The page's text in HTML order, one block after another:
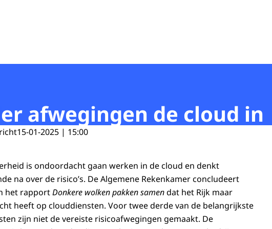
afwegingen de cloud in
15-01-2025 | 15:00
is ondoordacht gaan werken in de cloud en denkt
na over de risico’s. De Algemene Rekenkamer concludeert
het rapportDonkere wolken pakken samendat het Rijk maar
heeft op clouddiensten. Voor twee derde van de belangrijkste
zijn niet de vereiste risicoafwegingen gemaakt. De